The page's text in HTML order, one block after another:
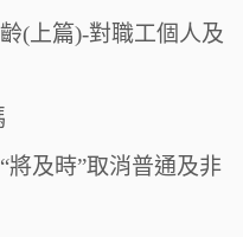
(上篇)-對職工個人及
將及時”取消普通及非